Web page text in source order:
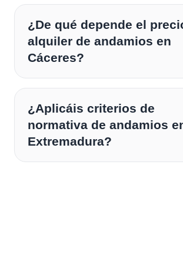
¿De qué depende el
alquiler de andamios en
Cáceres?
¿Aplicáis criterios de
normativa de andamios
Extremadura?